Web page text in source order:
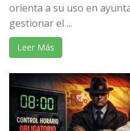
orienta a su uso en
gestionar el ...
Leer Más